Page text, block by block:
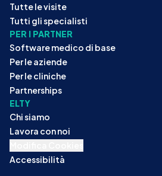
Tutte le visite
Tutti gli specialisti
PER I PARTNER
Software medico di base
Per le aziende
Per le cliniche
Partnerships
ELTY
Chi siamo
Lavora con noi
Accessibilità